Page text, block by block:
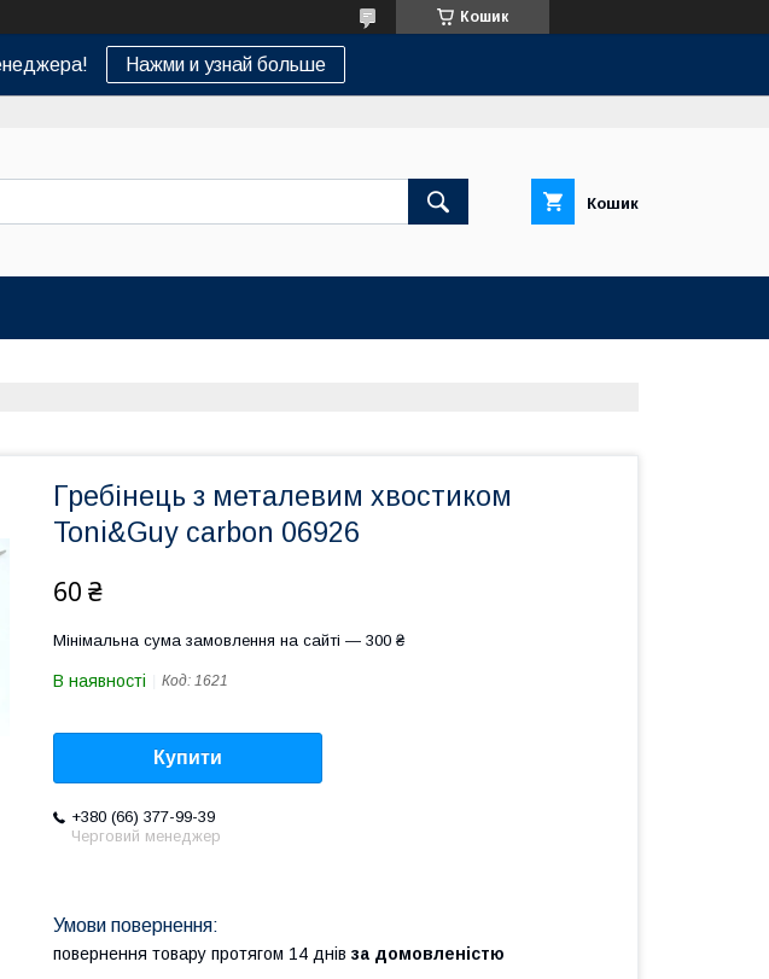
Кошик
Нажми и узнай больше
Кошик
Гребінець з металевим хвостиком
Toni&Guy carbon 06926
60 ₴
Мінімальна сума замовлення на сайті — 300 ₴
В наявності Код: 1621
Купити
+380 (66) 377-99-39
Черговий менеджер
повернення товару протягом 14 днів за домовленістю